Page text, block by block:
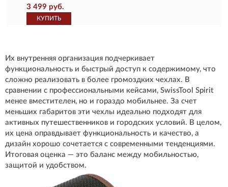
3 499 руб.
КУПИТЬ
Их внутренняя организация подчеркивает
функциональность и быстрый доступ к содержимому, что
сложно реализовать в более громоздких чехлах. В
сравнении с профессиональными кейсами, SwissTool Spirit
менее вместителен, но и гораздо мобильнее. За счет
меньших габаритов эти чехлы идеально подходят для
активных путешественников и городских условий. В целом,
их цена оправдывает функциональность и качество, а
дизайн хорошо сочетается с современными тенденциями.
Итоговая оценка — это баланс между мобильностью,
защитой и удобством.